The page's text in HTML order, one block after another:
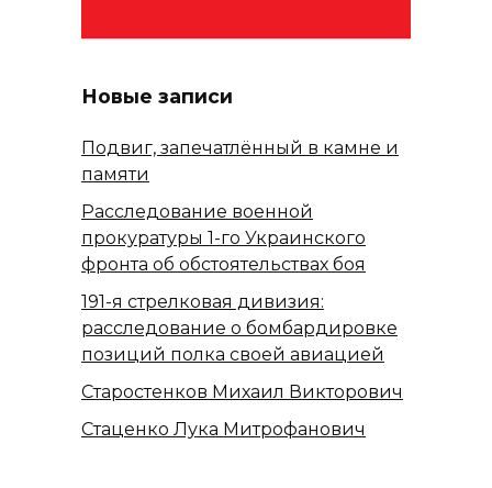
Новые записи
Подвиг, запечатлённый в камне и
памяти
Расследование военной
прокуратуры 1-го Украинского
фронта об обстоятельствах боя
191-я стрелковая дивизия:
расследование о бомбардировке
позиций полка своей авиацией
Старостенков Михаил Викторович
Стаценко Лука Митрофанович